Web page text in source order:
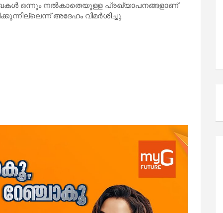
ഒന്നും നൽകാതെയുള്ള പ്രഖ്യാപനങ്ങളാണ്
അദേഹം വിമർശിച്ചു.